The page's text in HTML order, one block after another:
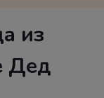
из
Дед